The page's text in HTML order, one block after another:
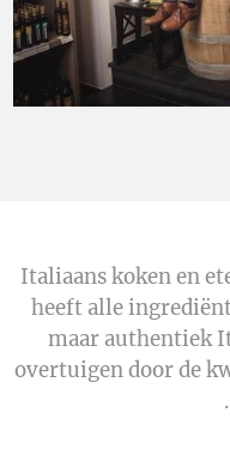
Italiaans koken en
heeft alle
maar authentiek
overtuigen door de